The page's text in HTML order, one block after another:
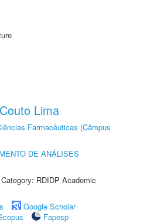
Lima
Farmacêuticas (Câmpus
DE ANÁLISES
RDIDP Academic
Google Scholar
Fapesp